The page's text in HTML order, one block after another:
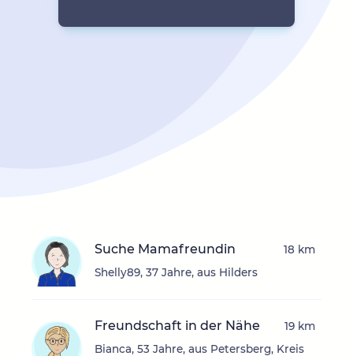
Suche Mamafreundin
Shelly89, 37 Jahre, aus Hilders
18 km
Freundschaft in der Nähe
Bianca, 53 Jahre, aus Petersberg, Kreis
19 km